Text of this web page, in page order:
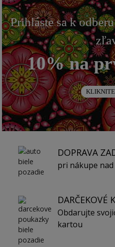
Prihláste sa k
10% na
DOPRAVA
pri nákupe nad
DARČEKOVÉ
Obdarujte
kartou